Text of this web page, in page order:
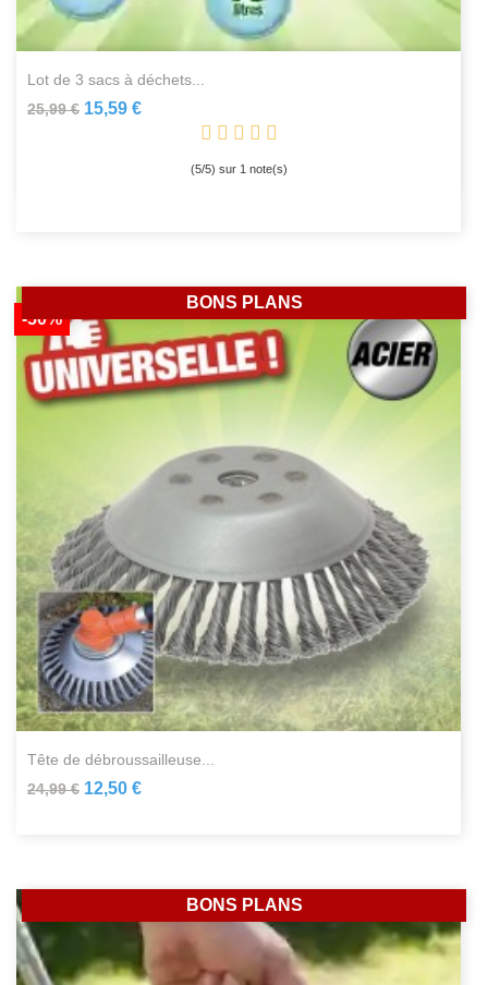
lot de 3 sacs à déchets...
25,99 € 15,59 €
(5/5) sur 1note(s)
tête de débroussailleuse...
24,99 €
-50%
12,50 €
BONS PLANS
BONS PLANS